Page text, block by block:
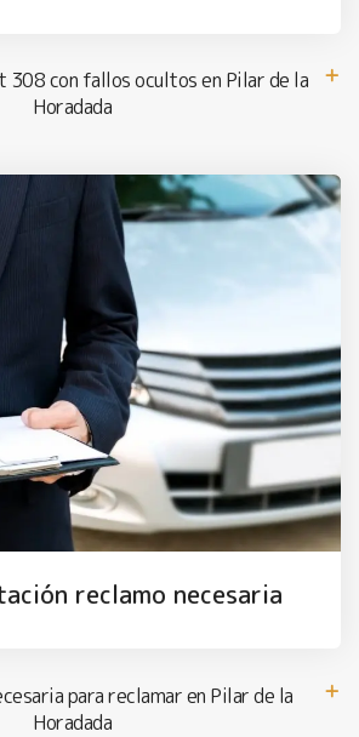
308 con fallos ocultos en Pilar de la
Horadada
reclamo necesaria
para reclamar en Pilar de la
Horadada